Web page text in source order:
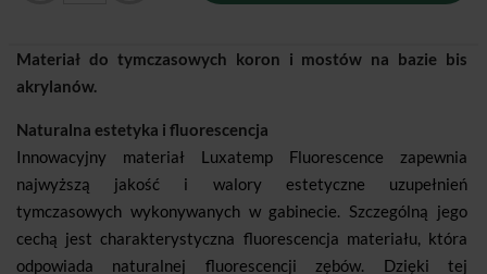
Materiał do tymczasowych koron i mostów na bazie bis
akrylanów.
Naturalna estetyka i fluorescencja
Innowacyjny materiał Luxatemp Fluorescence zapewnia
najwyższą jakość i walory estetyczne uzupełnień
tymczasowych wykonywanych w gabinecie. Szczególną jego
cechą jest charakterystyczna fluorescencja materiału, która
odpowiada naturalnej fluorescencji zębów. Dzięki tej